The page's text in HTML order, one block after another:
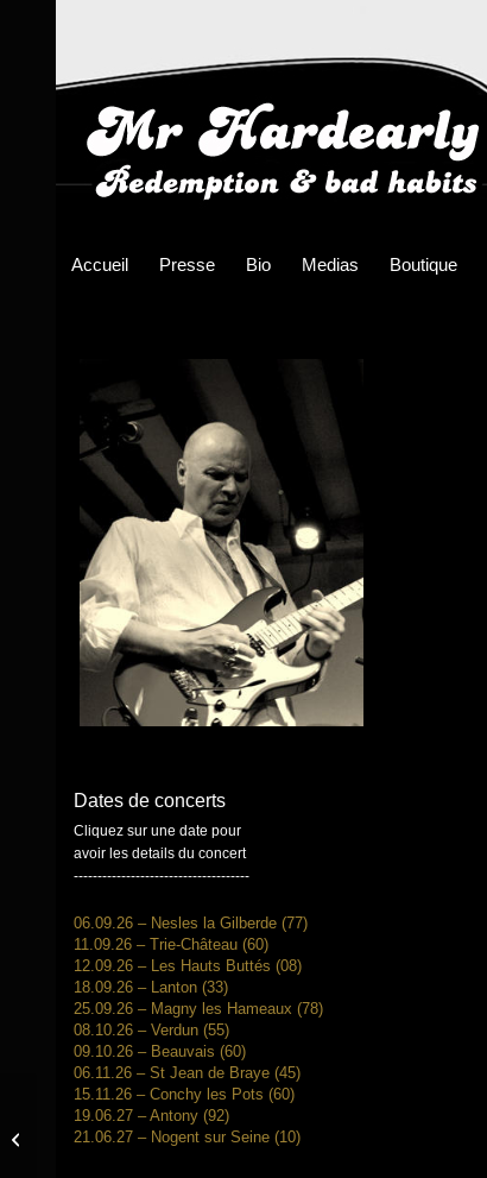
Accueil Presse Bio Medias Boutique
Dates de concerts
Cliquez sur une date pour
avoir les details du concert
-------------------------------------
06.09.26 – Nesles la Gilberde (77)
11.09.26 – Trie-Château (60)
12.09.26 – Les Hauts Buttés (08)
18.09.26 – Lanton (33)
25.09.26 – Magny les Hameaux (78)
08.10.26 – Verdun (55)
09.10.26 – Beauvais (60)
06.11.26 – St Jean de Braye (45)
15.11.26 – Conchy les Pots (60)
19.06.27 – Antony (92)
21.06.27 – Nogent sur Seine (10)
A.Betton – Paris Move – Mars 2012